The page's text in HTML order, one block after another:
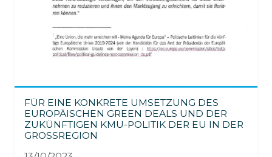
FÜR EINE KONKRETE UMSETZUNG DES
EUROPÄISCHEN GREEN DEALS UND DER
ZUKÜNFTIGEN KMU-POLITIK DER EU IN DER
GROSSREGION